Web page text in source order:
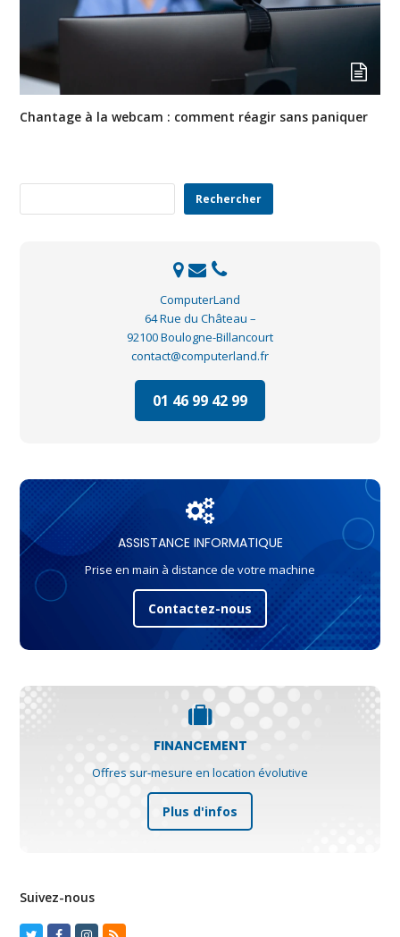
Chantage à la webcam : comment réagir sans paniquer
Rechercher
ComputerLand
64 Rue du Château –
92100 Boulogne-Billancourt
contact@computerland.fr
01 46 99 42 99
ASSISTANCE INFORMATIQUE
Prise en main à distance de votre machine
Contactez-nous
FINANCEMENT
Offres sur-mesure en location évolutive
Plus d'infos
Suivez-nous